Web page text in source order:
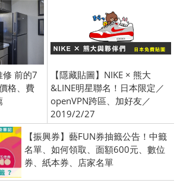
修 前的7
格、費
【隱藏貼圖】NIKE × 熊大
&LINE明星聯名！日本限定／
openVPN跨區、加好友／
2019/2/27
【振興券】藝FUN券抽籤公告！中籤
名單、如何領取、面額600元、數位
券、紙本券、店家名單